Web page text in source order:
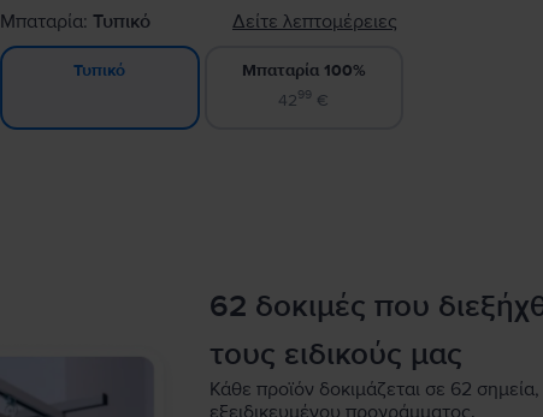
Μπαταρία:Τυπικό Δείτε λεπτομέρειες
Τυπικό
Μπαταρία 100%
4299 €
62 δοκιμές που
τους ειδικούς μας
Κάθε προϊόν δοκιμάζεται σε 62
εξειδικευμένου προγράμματος.